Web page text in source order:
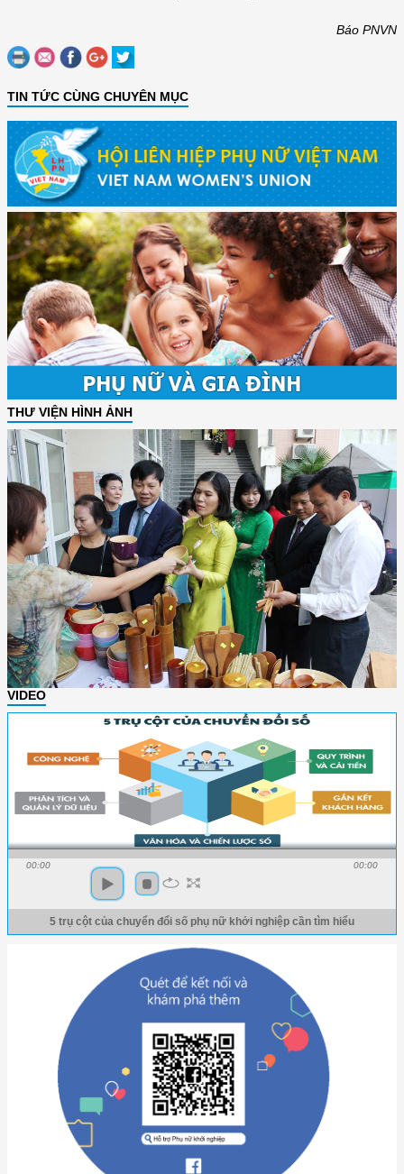
Báo PNVN
TIN TỨC CÙNG CHUYÊN MỤC
THƯ VIỆN HÌNH ẢNH
VIDEO
00:00 00:00
5 trụ cột của chuyển đổi số phụ nữ khởi nghiệp cần tìm hiểu